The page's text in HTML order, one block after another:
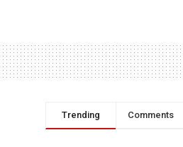
Trending Comments